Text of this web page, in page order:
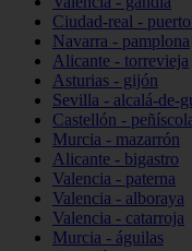
Ciudad-real -
Navarra - pamplona
Alicante - torrevieja
Asturias - gijón
Sevilla - alcalá-de-
Castellón -
Murcia - mazarrón
Alicante - bigastro
Valencia - paterna
Valencia - alboraya
Valencia - catarroja
Murcia - águilas